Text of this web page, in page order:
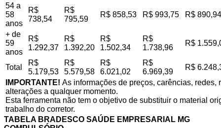
54 a
58
anos
R$
738,54
R$
795,59
R$ 858,53 R$ 993,75 R$ 890,94
+ de
59
anos
R$
1.292,37
R$
1.392,20
R$
1.502,34
R$
1.738,96
R$
Total
R$
5.179,53
R$
5.579,58
R$
6.021,02
R$
6.969,39
R$
IMPORTANTE! As informações de preços, carências,
alterações a qualquer momento.
Esta ferramenta não tem o objetivo de substituir o material
trabalho do corretor.
TABELA BRADESCO SAÚDE EMPRESARIAL MG